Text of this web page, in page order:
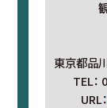
東京都品
TEL：
URL：